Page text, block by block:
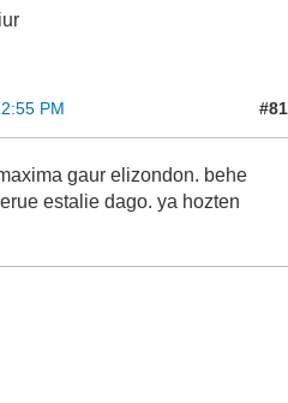
PM #81
gaur elizondon. behe
estalie dago. ya hozten